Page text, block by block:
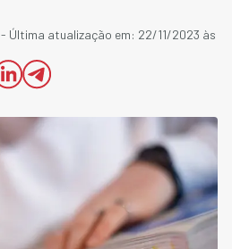
- Última atualização em: 22/11/2023 às